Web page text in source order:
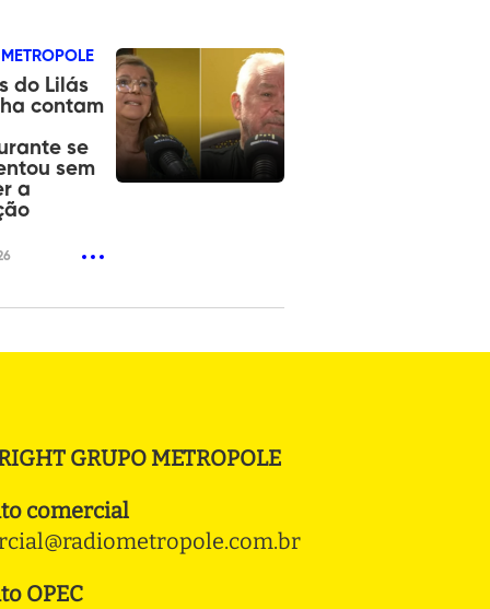
do Lilás
contam
se
sem
a
GRUPO METROPOLE
comercial
OPEC